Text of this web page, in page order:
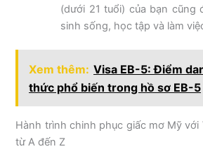
(dưới 21 tuổi) của bạn cũng
sinh sống, học tập và làm
Xem thêm: Visa EB-5: Điểm
thức phổ biến trong hồ sơ EB-5
Hành trình chinh phục giấc mơ Mỹ với
từ A đến Z